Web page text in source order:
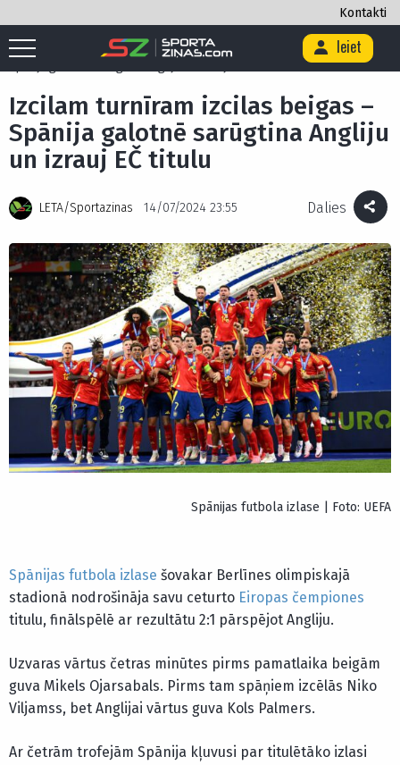
Kontakti
Ieiet
Sākums / Euro 2024 / Izcilam turnīram izcilas beigas –
Izcilam turnīram izcilas beigas –
Spānija galotnē sarūgtina Angliju
un izrauj EČ titulu
LETA/Sportazinas 14/07/2024 23:55 Dalies
Spānijas futbola izlase | Foto: UEFA
Spānijas futbola izlase šovakar Berlīnes olimpiskajā
stadionā nodrošināja savu ceturto Eiropas čempiones
titulu, finālspēlē ar rezultātu 2:1 pārspējot Angliju.
Uzvaras vārtus četras minūtes pirms pamatlaika beigām
guva Mikels Ojarsabals. Pirms tam spāņiem izcēlās Niko
Viljamss, bet Anglijai vārtus guva Kols Palmers.
Ar četrām trofejām Spānija kļuvusi par titulētāko izlasi